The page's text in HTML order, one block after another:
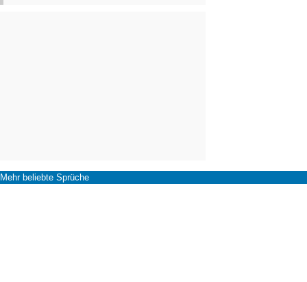
Mehr beliebte Sprüche